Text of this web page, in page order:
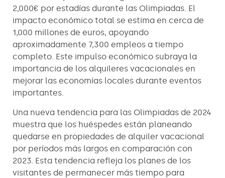
2,000€ por estadías durante las Olimpiadas. El
impacto económico total se estima en cerca de
1,000 millones de euros, apoyando
aproximadamente 7,300 empleos a tiempo
completo. Este impulso económico subraya la
importancia de los alquileres vacacionales en
mejorar las economías locales durante eventos
importantes.
Una nueva tendencia para las Olimpiadas de 2024
muestra que los huéspedes están planeando
quedarse en propiedades de alquiler vacacional
por períodos más largos en comparación con
2023. Esta tendencia refleja los planes de los
visitantes de permanecer más tiempo para